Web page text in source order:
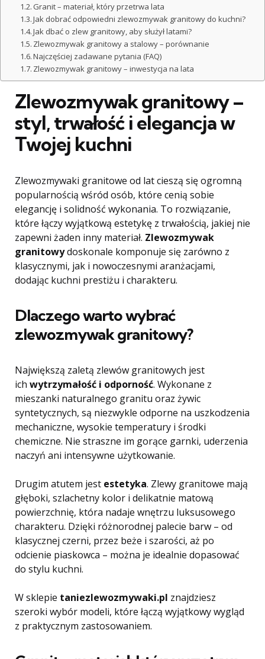
Granit – materiał, który przetrwa lata
Jak dobrać odpowiedni zlewozmywak granitowy do kuchni?
Jak dbać o zlew granitowy, aby służył latami?
Zlewozmywak granitowy a stalowy – porównanie
Najczęściej zadawane pytania (FAQ)
Zlewozmywak granitowy – inwestycja na lata
Zlewozmywak granitowy –
styl, trwałość i elegancja w
Twojej kuchni
Zlewozmywaki granitowe od lat cieszą się ogromną
popularnością wśród osób, które cenią sobie
elegancję i solidność wykonania. To rozwiązanie,
które łączy wyjątkową estetykę z trwałością, jakiej nie
zapewni żaden inny materiał. Zlewozmywak
granitowydoskonale komponuje się zarówno z
klasycznymi, jak i nowoczesnymi aranżacjami,
dodając kuchni prestiżu i charakteru.
Dlaczego warto wybrać
zlewozmywak granitowy?
Największą zaletą zlewów granitowych jest
ich wytrzymałość i odporność. Wykonane z
mieszanki naturalnego granitu oraz żywic
syntetycznych, są niezwykle odporne na uszkodzenia
mechaniczne, wysokie temperatury i środki
chemiczne. Nie straszne im gorące garnki, uderzenia
naczyń ani intensywne użytkowanie.
Drugim atutem jest estetyka. Zlewy granitowe mają
głęboki, szlachetny kolor i delikatnie matową
powierzchnię, która nadaje wnętrzu luksusowego
charakteru. Dzięki różnorodnej palecie barw – od
klasycznej czerni, przez beże i szarości, aż po
odcienie piaskowca – można je idealnie dopasować
do stylu kuchni.
W sklepie taniezlewozmywaki.pl znajdziesz
szeroki wybór modeli, które łączą wyjątkowy wygląd
z praktycznym zastosowaniem.